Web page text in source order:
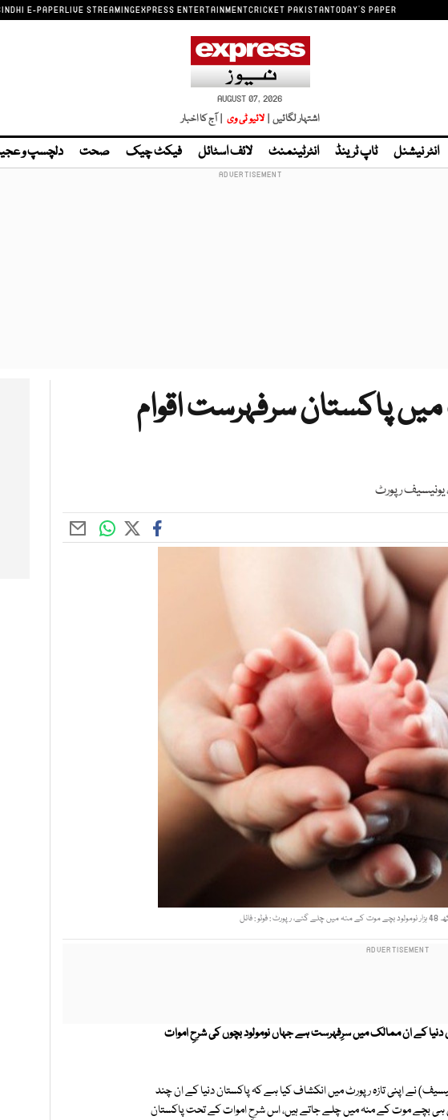
E-PAPERLIVE STREAMINGEXPRESS ENTERTAINMENTCRICKET PAKISTANTODAY'S PAPER
AUGUST 07, 2026
اشتہار لگائیں | لائیو ٹی وی | آج کا اخبار
انٹر نیشنل ٹاپ ٹرینڈ انٹرٹینمنٹ لائف اسٹائل فیکٹ چیک صحت دلچسپ و
پاکستان سرفہرست اقوام
دنیا کے ان ممالک میں سرِفہرست ہے جہاں نومولود بچوں کی شرحِ اموات
نے اپنی تازہ رپورٹ میں انکشاف کیا ہے کہ پاکستان دنیا کے ان چند
بچے موت کے منہ میں چلے جاتے ہیں، اس شرحِ اموات کے تحت پاکستان